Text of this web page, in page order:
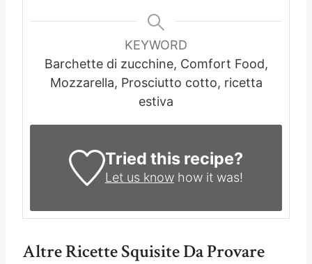
KEYWORD
Barchette di zucchine, Comfort Food,
Mozzarella, Prosciutto cotto, ricetta
estiva
Tried this recipe?
Let us knowhow it was!
Altre Ricette Squisite Da Provare